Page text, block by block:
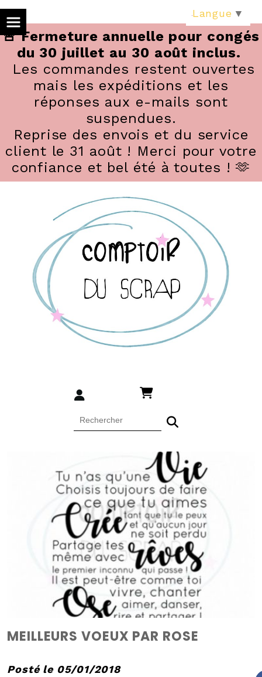
🚨 Fermeture annuelle pour congés
du 30 juillet au 30 août inclus.
Les commandes restent ouvertes
mais les expéditions et les
réponses aux e-mails sont
suspendues.
Reprise des envois et du service
client le 31 août ! Merci pour votre
confiance et bel été à toutes ! 🫶
MEILLEURS VOEUX PAR ROSE
Posté le 05/01/2018
Langue ▼